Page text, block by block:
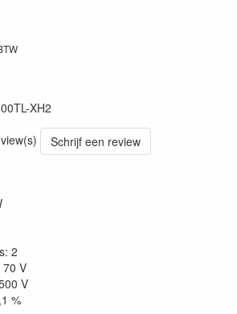
XH2
Schrijf een review
2
70 V
V
%